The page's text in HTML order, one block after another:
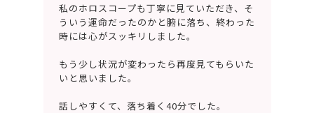
私のホロスコープも丁寧に見ていただき、そ
ういう運命だったのかと腑に落ち、終わった
時には心がスッキリしました。
もう少し状況が変わったら再度見てもらいた
いと思いました。
話しやすくて、落ち着く40分でした。